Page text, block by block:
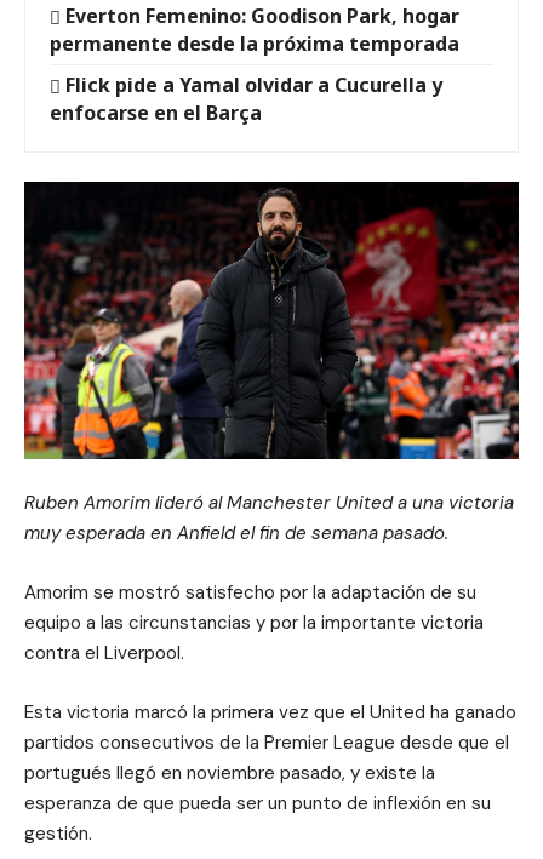
Everton Femenino: Goodison Park, hogar
permanente desde la próxima temporada
Flick pide a Yamal olvidar a Cucurella y
enfocarse en el Barça
Ruben Amorim lideró al Manchester United a una victoria
muy esperada en Anfield el fin de semana pasado.
Amorim se mostró satisfecho por la adaptación de su
equipo a las circunstancias y por la importante victoria
contra el Liverpool.
Esta victoria marcó la primera vez que el United ha ganado
partidos consecutivos de la Premier League desde que el
portugués llegó en noviembre pasado, y existe la
esperanza de que pueda ser un punto de inflexión en su
gestión.